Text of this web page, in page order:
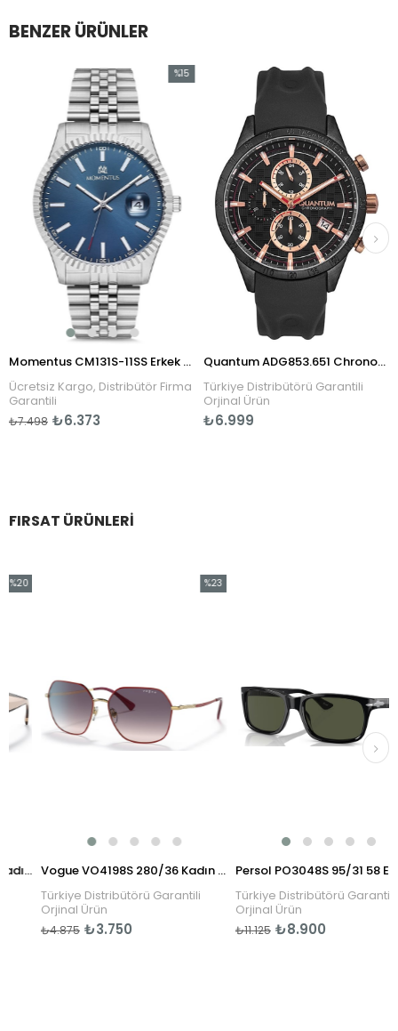
BENZER ÜRÜNLER
Momentus CM131S-11SS Erkek Kol Saati
Ücretsiz Kargo, Distribütör Firma
Garantili
₺6.373
₺7.498
%15
Quantum ADG853.651 Chronograph Erkek Kol Saati
Türkiye Distribütörü Garantili
Orjinal Ürün
₺6.999
FIRSAT ÜRÜNLERI
Prada PR 15WS 01R0A6 54 Kadın Güneş Gözlüğü
Vogue VO4198S 280/36 Kadın Güneş Gözlüğü
Türkiye Distribütörü Garantili
Orjinal Ürün
₺3.750
₺4.875
%23
Türkiye Distribütörü Garantili
Orjinal Ürün
₺8.900
₺11.125